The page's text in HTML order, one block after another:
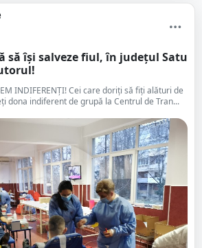
să își salveze fiul, în județul Satu
INDIFERENȚI! Cei care doriți să fiți alături de
dona indiferent de grupă la Centrul de Tran...